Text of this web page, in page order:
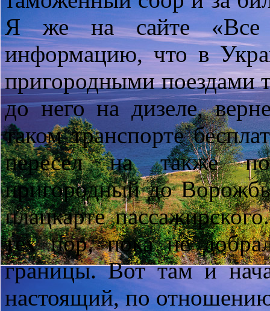
Я же на сайте «Все
информацию, что в
пригородными поездами
до него на дизеле,
таком транспорте
пересел на также
пригородный до
плацкарте
тех пор, пока не
границы. Вот там и
настоящий, по